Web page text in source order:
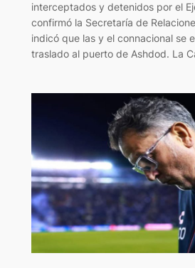
interceptados y detenidos por el
confirmó la Secretaría de
indicó que las y el connacional se
traslado al puerto de Ashdod. La